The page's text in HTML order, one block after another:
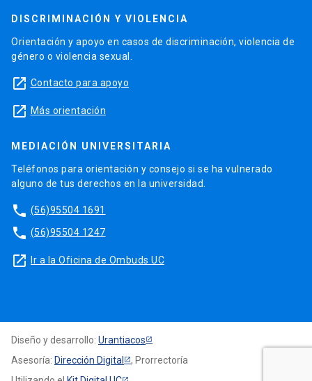
DISCRIMINACIÓN Y VIOLENCIA
Orientación y apoyo en casos de discriminación, violencia de
género o violencia sexual.
launch Contacto para apoyo
launch Más orientación
MEDIACIÓN UNIVERSITARIA
Teléfonos para orientación y consejo si se ha vulnerado
alguno de tus derechos en la universidad.
phone (56)95504 1691
phone (56)95504 1247
launch Ir a la Oficina de Ombuds UC
Diseño y desarrollo: Urantiacos
Asesoría: Dirección Digital
, Prorrectoría